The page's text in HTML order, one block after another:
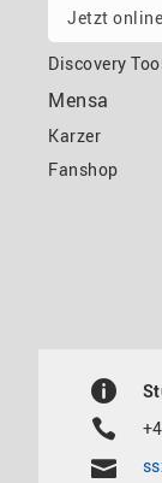
Jetzt
Discovery
Mensa
Karzer
Fanshop